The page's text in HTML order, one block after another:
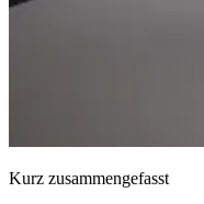
Kurz zusammengefasst